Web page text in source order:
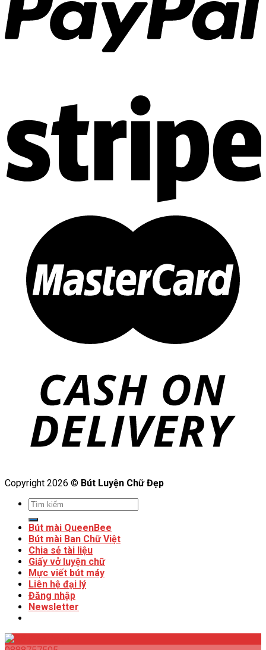
Copyright 2026 © Bút Luyện Chữ Đẹp
Bút mài QueenBee
Bút mài Ban Chữ Việt
Chia sẻ tài liệu
Giấy vở luyện chữ
Mực viết bút máy
Liên hệ đại lý
Đăng nhập
Newsletter